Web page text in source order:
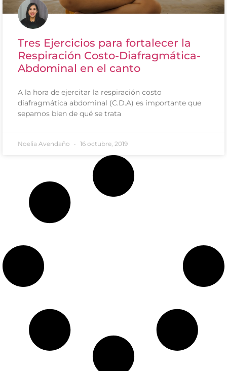
Tres Ejercicios para fortalecer la
Respiración Costo-Diafragmática-
Abdominal en el canto
A la hora de ejercitar la respiración costo
diafragmática abdominal (C.D.A) es importante que
sepamos bien de qué se trata
Noelia Avendaño 16 octubre, 2019